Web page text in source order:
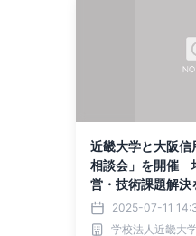
近畿大学と大阪
相談会」を開催
営・技術課題解
2025-07-11
学校法人近畿大